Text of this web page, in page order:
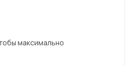
максимально